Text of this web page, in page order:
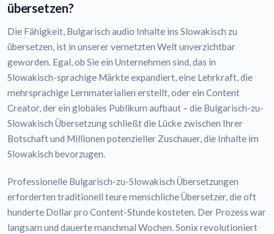
übersetzen?
Die Fähigkeit, Bulgarisch audio Inhalte ins Slowakisch zu
übersetzen, ist in unserer vernetzten Welt unverzichtbar
geworden. Egal, ob Sie ein Unternehmen sind, das in
Slowakisch-sprachige Märkte expandiert, eine Lehrkraft, die
mehrsprachige Lernmaterialien erstellt, oder ein Content
Creator, der ein globales Publikum aufbaut – die Bulgarisch-zu-
Slowakisch Übersetzung schließt die Lücke zwischen Ihrer
Botschaft und Millionen potenzieller Zuschauer, die Inhalte im
Slowakisch bevorzugen.
Professionelle Bulgarisch-zu-Slowakisch Übersetzungen
erforderten traditionell teure menschliche Übersetzer, die oft
hunderte Dollar pro Content-Stunde kosteten. Der Prozess war
langsam und dauerte manchmal Wochen. Sonix revolutioniert